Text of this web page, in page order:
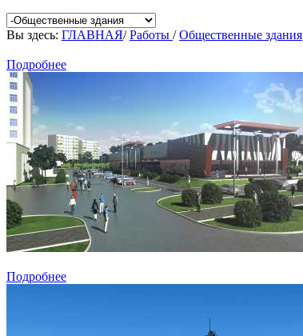
Вы здесь: ГЛАВНАЯ/Работы /Общественные здания
Подробнее
Подробнее